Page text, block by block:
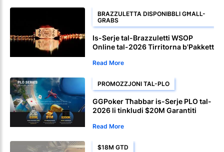
BRAZZULETTA DISPONIBBLI GĦALL-
GRABS
Is-Serje tal-Brazzuletti WSOP
Online tal-2026 Tirritorna b'Pakkett
Read More
PROMOZZJONI TAL-PLO
GGPoker Tħabbar is-Serje PLO tal-
2026 li tinkludi $20M Garantiti
Read More
$18M GTD